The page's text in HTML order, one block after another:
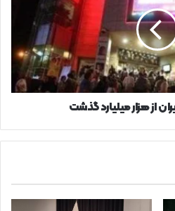
از هزار میلیارد گذشت